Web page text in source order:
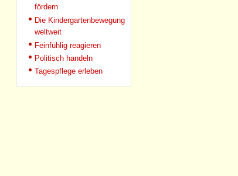
fördern
Die Kindergartenbewegung
weltweit
Feinfühlig reagieren
Politisch handeln
Tagespflege erleben